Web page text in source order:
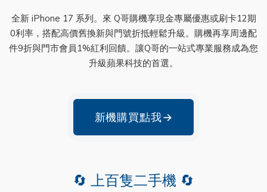
全新 iPhone 17 系列。來 Q哥購機享現金專屬優惠或刷卡12期
0利率，搭配高價舊換新與門號折抵輕鬆升級。購機再享周邊配
件9折與門市會員1%紅利回饋。讓Q哥的一站式專業服務成為您
升級蘋果科技的首選。
新機購買點我 →
🔄 上百隻二手機 🔄